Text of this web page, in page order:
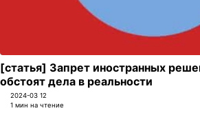
[статья] Запрет иностранных
обстоят дела в реальности
2024-03 12
1 мин на чтение